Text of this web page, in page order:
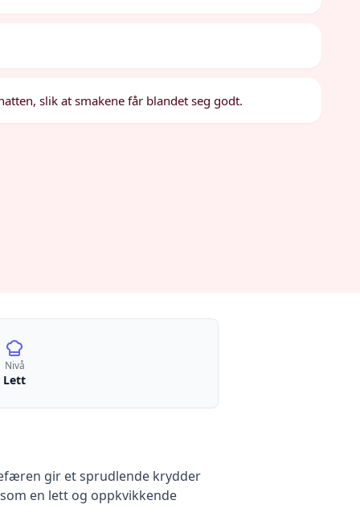
slik at smakene får blandet seg godt.
Nivå
Lett
gir et sprudlende krydder
en lett og oppkvikkende